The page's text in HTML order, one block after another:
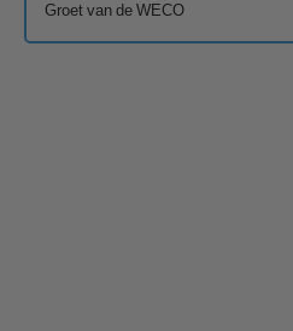
Groet van de WECO